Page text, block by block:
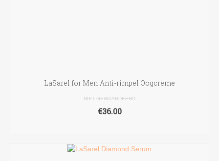
LaSarel for Men Anti-rimpel Oogcreme
NIET GEWAARDEERD
€36.00